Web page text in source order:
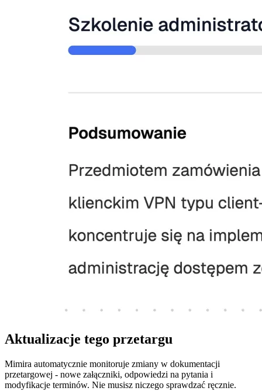
Aktualizacje tego przetargu
Mimira automatycznie monitoruje zmiany w dokumentacji
przetargowej - nowe załączniki, odpowiedzi na pytania i
modyfikacje terminów. Nie musisz niczego sprawdzać ręcznie.